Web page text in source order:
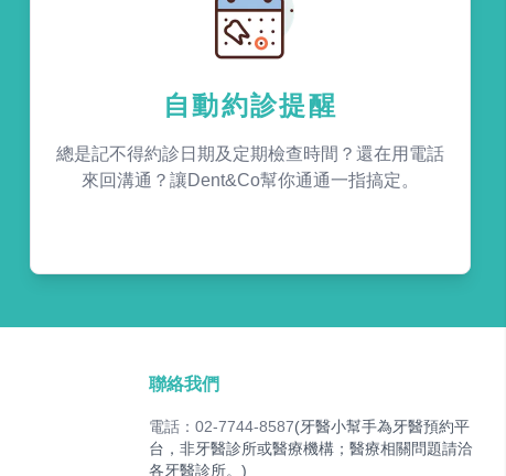
自動約診提醒
總是記不得約診日期及定期檢查時間？還在用電話
來回溝通？讓Dent&Co幫你通通一指搞定。
聯絡我們
電話：02-7744-8587(牙醫小幫手為牙醫預約平
台，非牙醫診所或醫療機構；醫療相關問題請洽
各牙醫診所。)